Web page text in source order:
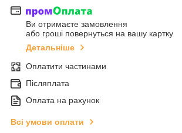
Ви отримаєте замовлення
або гроші повернуться на вашу картку
Детальніше
Оплатити частинами
Післяплата
Оплата на рахунок
Всі умови оплати